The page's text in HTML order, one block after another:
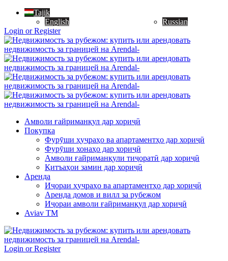
Tajik
English
Russian
Login or Register
Амволи ғайриманқул дар хориҷӣ
Покупка
Фурӯши ҳуҷраҳо ва апартаментҳо дар хориҷӣ
Фурӯши хонаҳо дар хориҷӣ
Амволи ғайриманқули тиҷоратӣ дар хориҷӣ
Қитъаҳои замин дар хориҷӣ
Аренда
Иҷораи ҳуҷраҳо ва апартаментҳо дар хориҷӣ
Аренда домов и вилл за рубежом
Иҷораи амволи ғайриманқул дар хориҷӣ
Aviav TM
Login or Register